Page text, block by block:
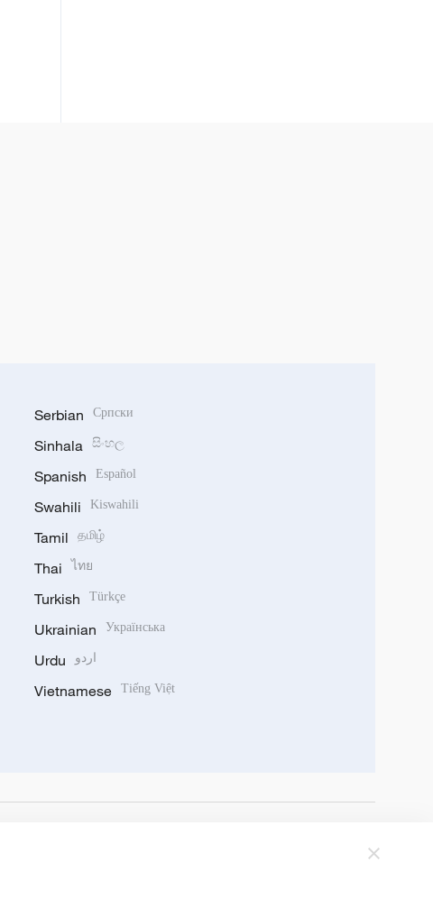
Serbian Српски
Sinhala සිංහල
Spanish Español
Swahili Kiswahili
Tamil தமிழ்
Thai ไทย
Turkish Türkçe
Ukrainian Українська
Urdu اردو
Vietnamese Tiếng Việt